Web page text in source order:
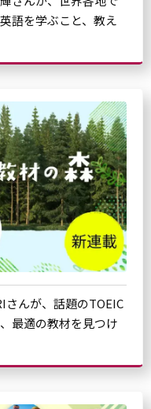
語を学ぶこと、教え
さんが、話題のTOEIC
最適の教材を見つけ